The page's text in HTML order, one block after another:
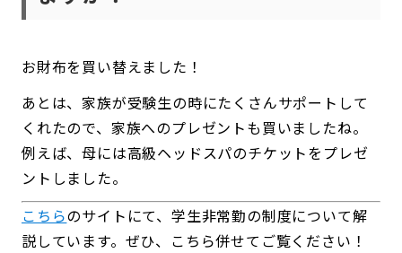
お財布を買い替えました！
あとは、家族が受験生の時にたくさんサポートして
くれたので、家族へのプレゼントも買いましたね。
例えば、母には高級ヘッドスパのチケットをプレゼ
ントしました。
こちらのサイトにて、学生非常勤の制度について解
説しています。ぜひ、こちら併せてご覧ください！